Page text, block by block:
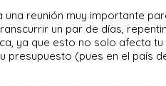
reunión muy importante
un par de días,
ya que esto no solo afecta tu
presupuesto (pues en el país